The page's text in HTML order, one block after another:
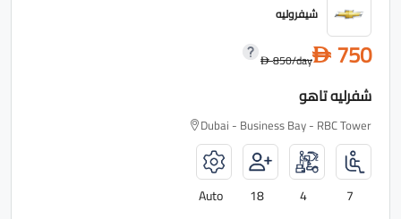
شيفروليه
D 750
D850/day
شفرليه تاهو
Dubai - Business Bay - RBC Tower
7
4
18
Auto